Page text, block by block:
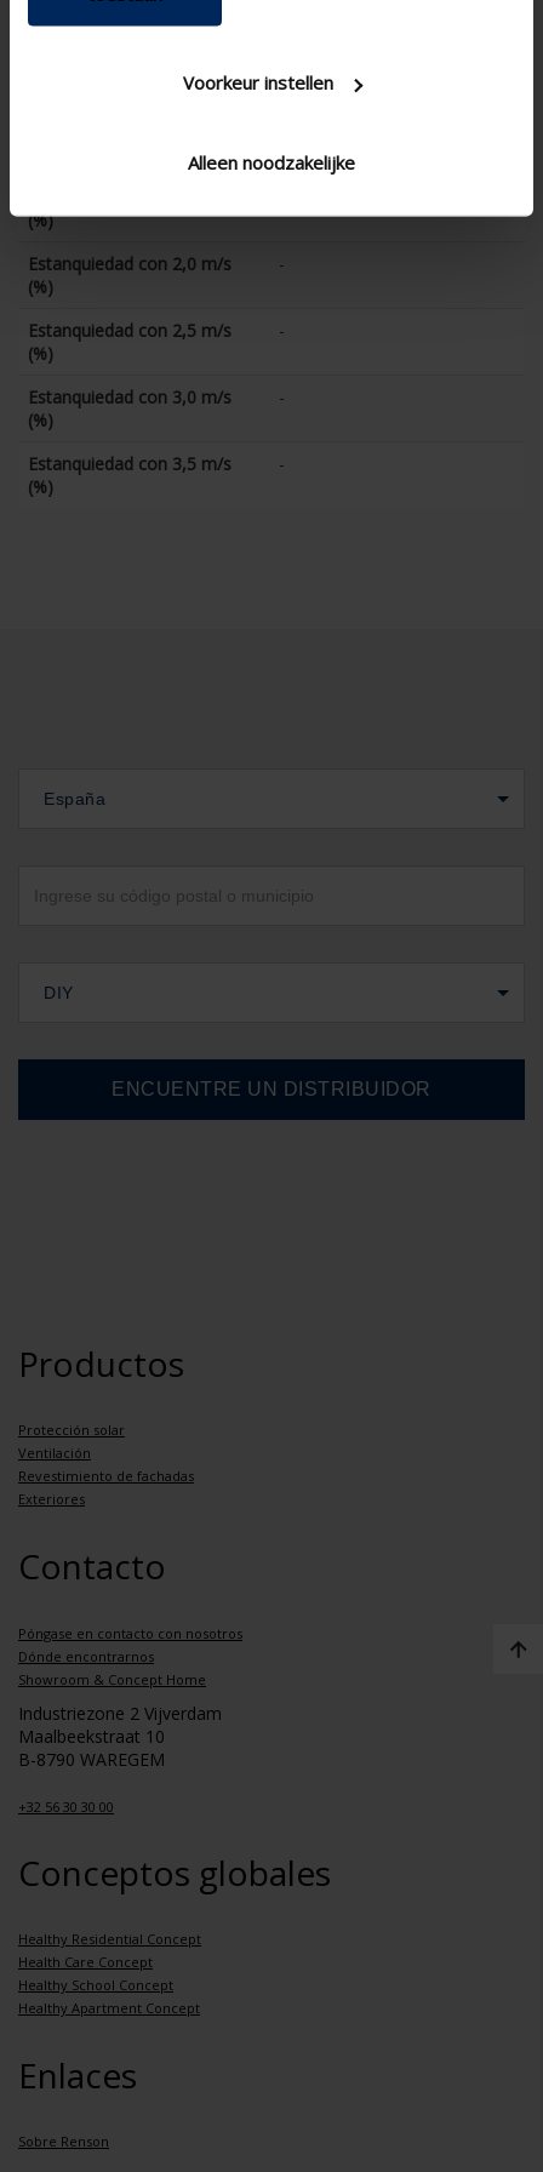
Voorkeur instellen
Alleen noodzakelijke
Estanquiedad con 0 m/s (%)
(%)
Estanquiedad con 2,0 m/s
(%)
-
Estanquiedad con 2,5 m/s
(%)
-
Estanquiedad con 3,0 m/s
(%)
-
Estanquiedad con 3,5 m/s
(%)
-
España
DIY
Productos
Protección solar
Ventilación
Revestimiento de fachadas
Exteriores
Contacto
Póngase en contacto con nosotros
Dónde encontrarnos
Showroom & Concept Home
Industriezone 2 Vijverdam
Maalbeekstraat 10
B-8790 WAREGEM
+32 56 30 30 00
Conceptos globales
Healthy Residential Concept
Health Care Concept
Healthy School Concept
Healthy Apartment Concept
Enlaces
Sobre Renson